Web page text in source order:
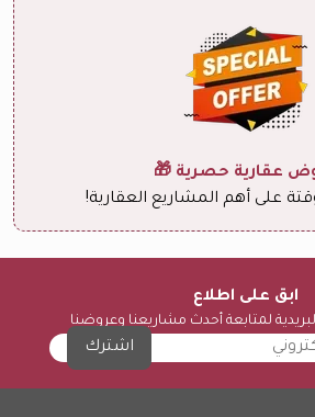
عقارية حصرية 🎁
على أهم المشاريع العقارية!
ابق على اطلاع
لمتابعة أحدث مشاريعنا وعروضنا
اشترك